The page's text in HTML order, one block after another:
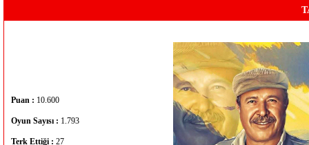
Puan : 10.600
Oyun Sayısı : 1.793
Terk Ettiği : 27